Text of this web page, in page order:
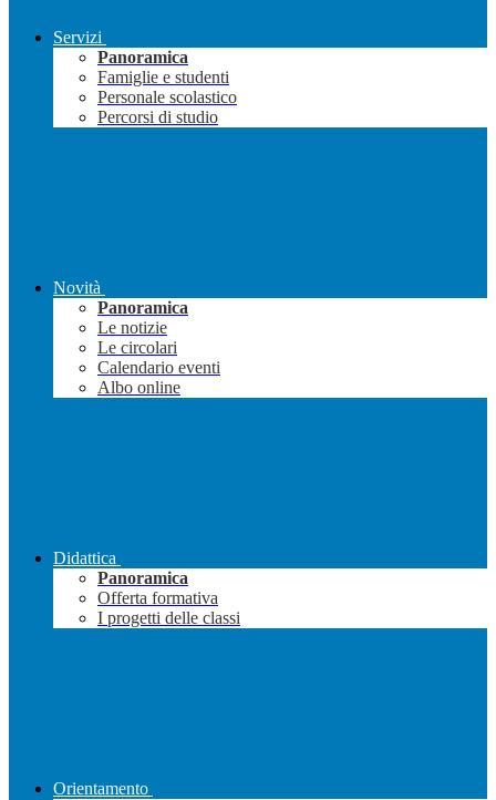
Servizi
Panoramica
Famiglie e studenti
Personale scolastico
Percorsi di studio
Novità
Panoramica
Le notizie
Le circolari
Calendario eventi
Albo online
Didattica
Panoramica
Offerta formativa
I progetti delle classi
Orientamento